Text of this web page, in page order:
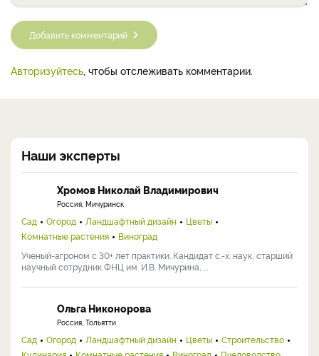
Добавить комментарий
Авторизуйтесь, чтобы отслеживать комментарии.
Наши эксперты
Хромов Николай Владимирович
Россия, Мичуринск
Сад Огород Ландшафтный дизайн
Цветы
Комнатные растения
Виноград
Ученый-агроном с 30+ лет практики. Кандидат с.-х. наук, старший
научный сотрудник ФНЦ им. И.В. Мичурина, ...
Ольга Никонорова
Россия, Тольятти
Сад Огород Ландшафтный дизайн Цветы
Строительство